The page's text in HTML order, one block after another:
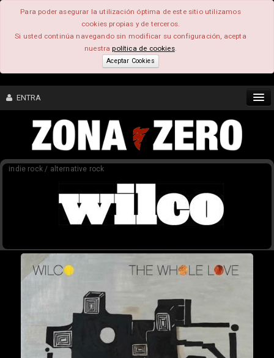
Para poder asegurar la utilización óptima de este sitio utilizamos
cookies propias y de terceros.
Si usted continúa navegando sin modificar su configuración, acepta
nuestrapolítica de cookies.
Aceptar Cookies
ENTRA
CONTENIDO
FEEEDBACK
indie rock / alternative rock